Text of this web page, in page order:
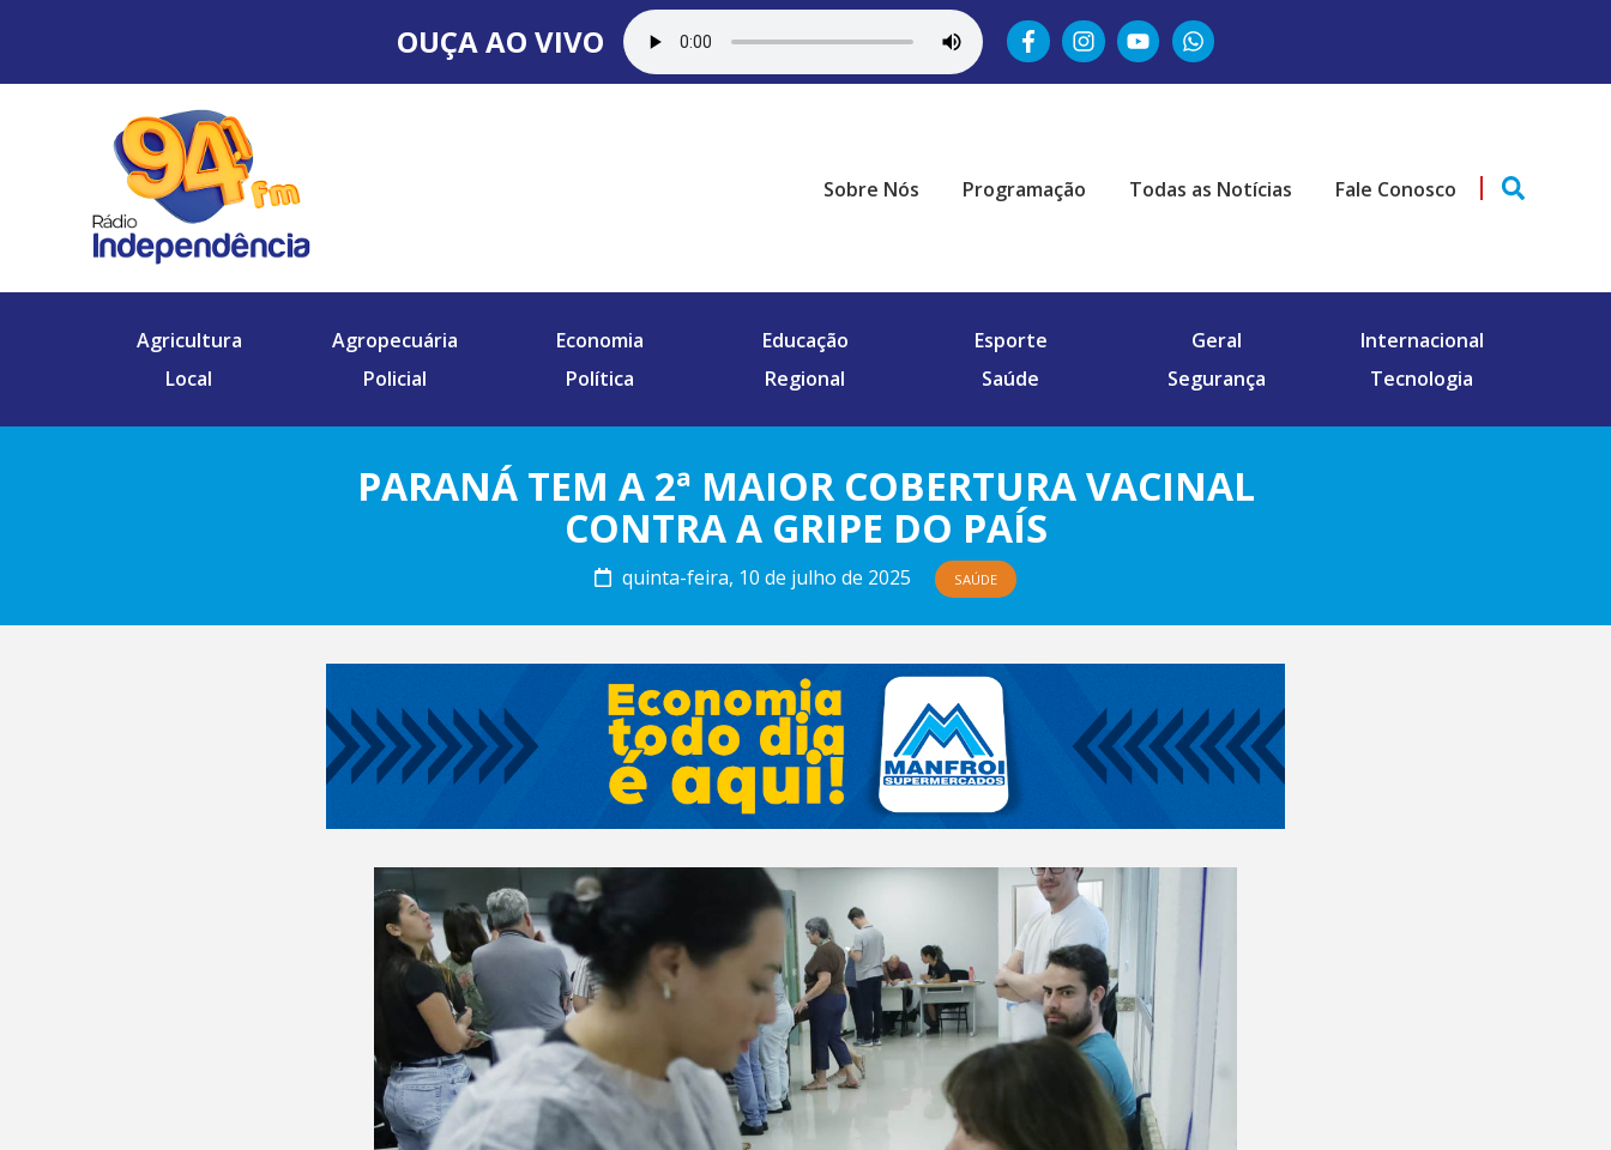
OUÇA AO VIVO
Sobre Nós Programação Todas as Notícias Fale Conosco
Agricultura Agropecuária Economia Educação Esporte Geral
Internacional
Local
Policial Política Regional Saúde Segurança Tecnologia
PARANÁ TEM A 2ª MAIOR COBERTURA VACINAL
CONTRA A GRIPE DO PAÍS
quinta-feira, 10 de julho de 2025 SAÚDE